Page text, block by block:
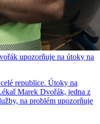
upozorňuje na útoky na
republice. Útoky na
Marek Dvořák, jedna z
na problém upozorňuje